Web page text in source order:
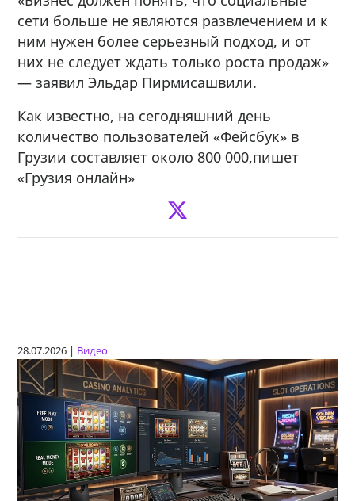
сети больше не являются развлечением и к
ним нужен более серьезный подход, и от
них не следует ждать только роста продаж»
— заявил Эльдар Пирмисашвили.
Как известно, на сегодняшний день
количество пользователей «Фейсбук» в
Грузии составляет около 800 000,пишет
«Грузия онлайн»
28.07.2026 | Видео